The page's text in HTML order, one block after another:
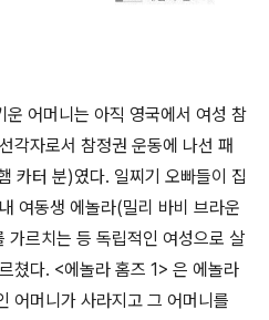
어머니는 아직 영국에서 여성 참
각자로서 참정권 운동에 나선 패
카터 분)였다. 일찌기 오빠들이 집
여동생 에놀라(밀리 바비 브라운
가르치는 등 독립적인 여성으로 살
쳤다. <에놀라 홈즈 1> 은 에놀라
어머니가 사라지고 그 어머니를